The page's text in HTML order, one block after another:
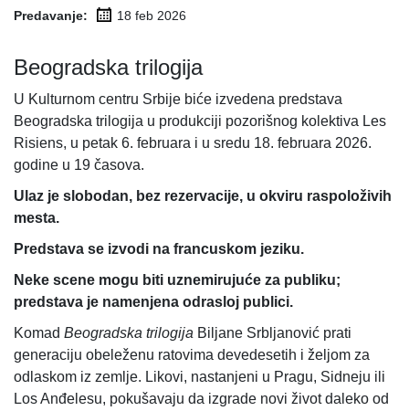
Predavanje: 18 feb 2026
Beogradska trilogija
U Kulturnom centru Srbije biće izvedena predstava
Beogradska trilogija u produkciji pozorišnog kolektiva Les
Risiens, u petak 6. februara i u sredu 18. februara 2026.
godine u 19 časova.
Ulaz je slobodan, bez rezervacije, u okviru raspoloživih
mesta.
Predstava se izvodi na francuskom jeziku.
Neke scene mogu biti uznemirujuće za publiku;
predstava je namenjena odrasloj publici.
Komad Beogradska trilogija Biljane Srbljanović prati
generaciju obeleženu ratovima devedesetih i željom za
odlaskom iz zemlje. Likovi, nastanjeni u Pragu, Sidneju ili
Los Anđelesu, pokušavaju da izgrade novi život daleko od